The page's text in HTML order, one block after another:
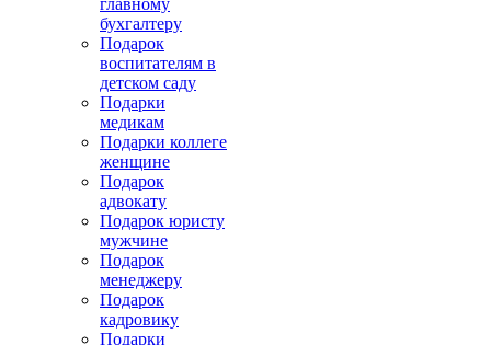
главному
бухгалтеру
Подарок
воспитателям в
детском саду
Подарки
медикам
Подарки коллеге
женщине
Подарок
адвокату
Подарок юристу
мужчине
Подарок
менеджеру
Подарок
кадровику
Подарки